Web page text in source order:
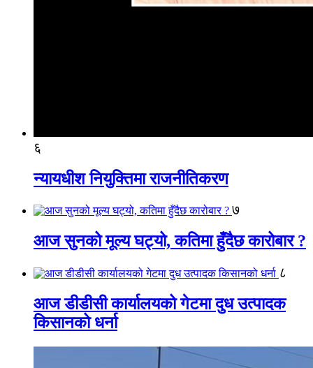
६
न्यायधीश नियुक्तिमा राजनीतिकरण
७
आज सुनको मूल्य घट्यो, कतिमा हुँदैछ कारोबार ?
८
आज डीडीसी कार्यालयको गेटमा दुध उत्पादक
किसानको धर्ना